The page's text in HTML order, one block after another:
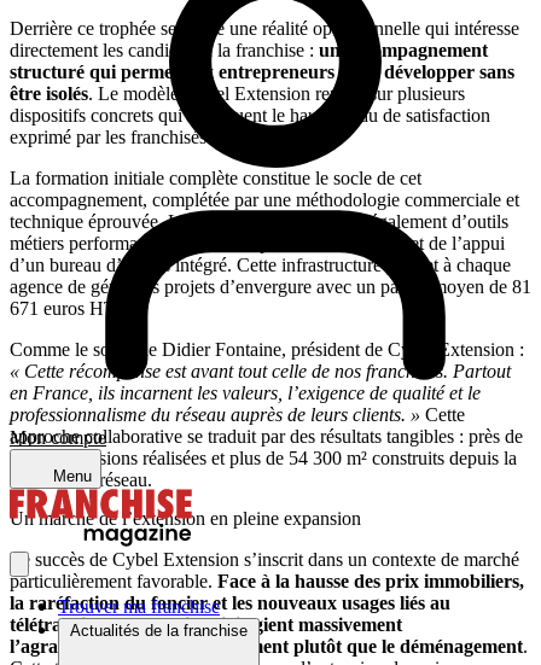
Mon compte
Menu
Trouver ma franchise
Actualités de la franchise
Derrière ce trophée se cache une réalité opérationnelle qui intéresse
directement les candidats à la franchise : un accompagnement
structuré qui permet aux entrepreneurs de se développer sans
être isolés. Le modèle Cybel Extension repose sur plusieurs
dispositifs concrets qui expliquent le haut niveau de satisfaction
exprimé par les franchisés.
La formation initiale complète constitue le socle de cet
accompagnement, complétée par une méthodologie commerciale et
technique éprouvée. Les franchisés bénéficient également d’outils
métiers performants, d’un suivi opérationnel continu et de l’appui
d’un bureau d’études intégré. Cette infrastructure permet à chaque
agence de gérer des projets d’envergure avec un panier moyen de 81
671 euros HT.
Comme le souligne Didier Fontaine, président de Cybel Extension :
« Cette récompense est avant tout celle de nos franchisés. Partout
en France, ils incarnent les valeurs, l’exigence de qualité et le
professionnalisme du réseau auprès de leurs clients. » Cette
approche collaborative se traduit par des résultats tangibles : près de
2 000 extensions réalisées et plus de 54 300 m² construits depuis la
création du réseau.
Un marché de l’extension en pleine expansion
Le succès de Cybel Extension s’inscrit dans un contexte de marché
particulièrement favorable. Face à la hausse des prix immobiliers,
la raréfaction du foncier et les nouveaux usages liés au
télétravail, les Français privilégient massivement
l’agrandissement de leur logement plutôt que le déménagement.